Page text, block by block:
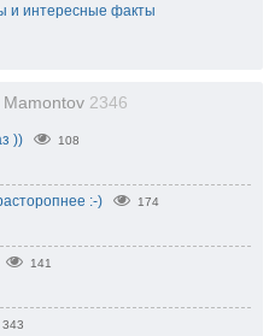
и интересные факты
Mamontov 2346
)) 108
:-) 174
141
343